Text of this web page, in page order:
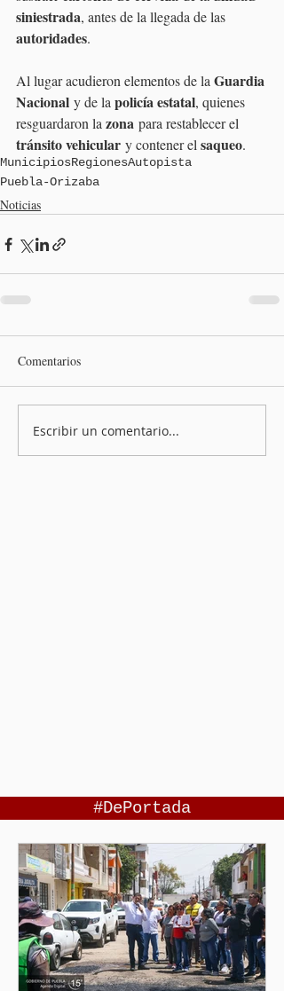
siniestrada, antes de la llegada de las
autoridades.
Al lugar acudieron elementos de la Guardia
Nacional y de la policía estatal, quienes
resguardaron la zona para restablecer el
tránsito vehicular y contener el saqueo.
MunicipiosRegionesAutopista
Puebla-Orizaba
Noticias
Comentarios
Escribir un comentario...
#DePortada